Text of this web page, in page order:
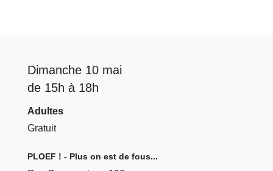
Dimanche 10 mai
de 15h à 18h
Adultes
Gratuit
PLOEF ! - Plus on est de fous...